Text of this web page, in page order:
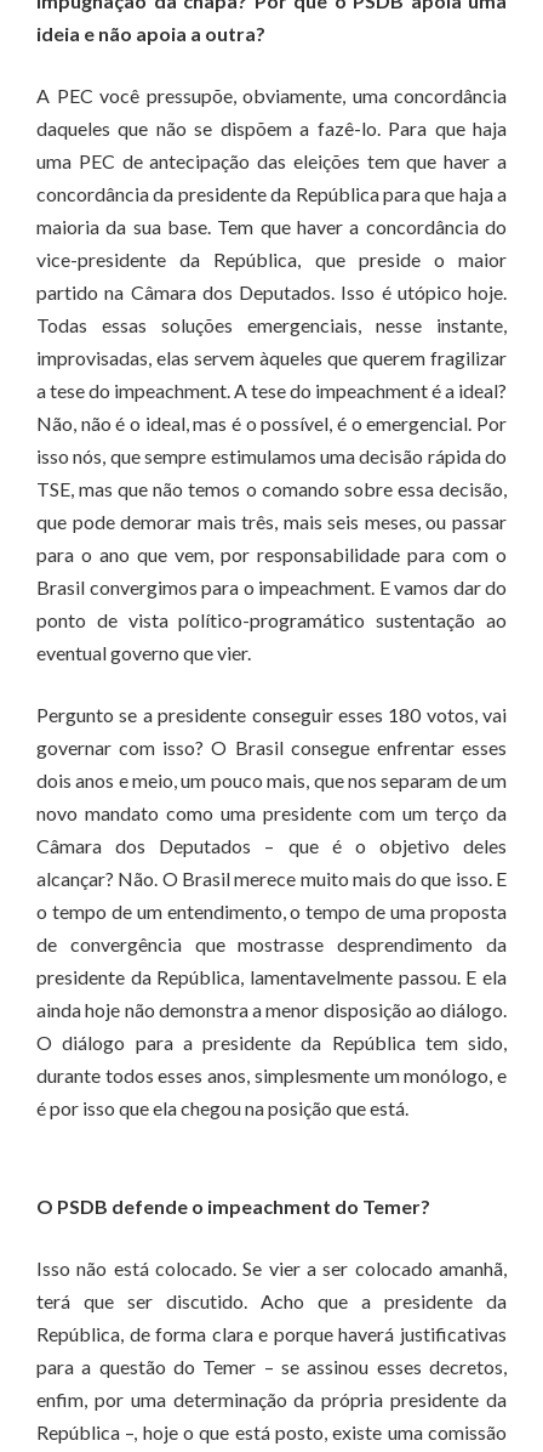
ideia e não apoia a outra?
A PEC você pressupõe, obviamente, uma concordância
daqueles que não se dispõem a fazê-lo. Para que haja
uma PEC de antecipação das eleições tem que haver a
concordância da presidente da República para que haja a
maioria da sua base. Tem que haver a concordância do
vice-presidente da República, que preside o maior
partido na Câmara dos Deputados. Isso é utópico hoje.
Todas essas soluções emergenciais, nesse instante,
improvisadas, elas servem àqueles que querem fragilizar
a tese do impeachment. A tese do impeachment é a ideal?
Não, não é o ideal, mas é o possível, é o emergencial. Por
isso nós, que sempre estimulamos uma decisão rápida do
TSE, mas que não temos o comando sobre essa decisão,
que pode demorar mais três, mais seis meses, ou passar
para o ano que vem, por responsabilidade para com o
Brasil convergimos para o impeachment. E vamos dar do
ponto de vista político-programático sustentação ao
eventual governo que vier.
Pergunto se a presidente conseguir esses 180 votos, vai
governar com isso? O Brasil consegue enfrentar esses
dois anos e meio, um pouco mais, que nos separam de um
novo mandato como uma presidente com um terço da
Câmara dos Deputados – que é o objetivo deles
alcançar? Não. O Brasil merece muito mais do que isso. E
o tempo de um entendimento, o tempo de uma proposta
de convergência que mostrasse desprendimento da
presidente da República, lamentavelmente passou. E ela
ainda hoje não demonstra a menor disposição ao diálogo.
O diálogo para a presidente da República tem sido,
durante todos esses anos, simplesmente um monólogo, e
é por isso que ela chegou na posição que está.
O PSDB defende o impeachment do Temer?
Isso não está colocado. Se vier a ser colocado amanhã,
terá que ser discutido. Acho que a presidente da
República, de forma clara e porque haverá justificativas
para a questão do Temer – se assinou esses decretos,
enfim, por uma determinação da própria presidente da
República –, hoje o que está posto, existe uma comissão